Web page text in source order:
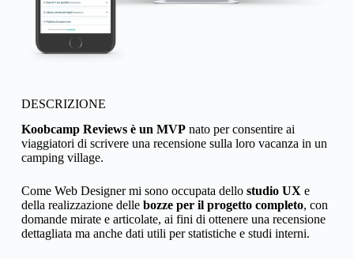
DESCRIZIONE
Koobcamp Reviews è un MVPnato per consentire ai
viaggiatori di scrivere una recensione sulla loro vacanza in un
camping village.
Come Web Designer mi sono occupata dellostudio UXe
della realizzazione delle bozze per il progetto completo, con
domande mirate e articolate, ai fini di ottenere una recensione
dettagliata ma anche dati utili per statistiche e studi interni.